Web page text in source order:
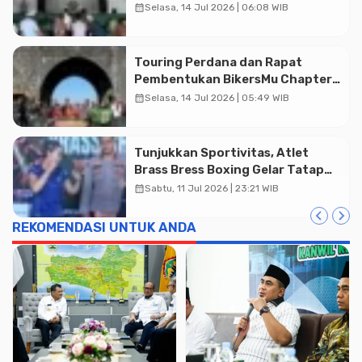
Banyumas
calendar_monthSelasa, 14 Jul 2026 | 06:08 WIB
Touring Perdana dan Rapat
Pembentukan BikersMu Chapter
Temanggung Korwil Jateng :
calendar_monthSelasa, 14 Jul 2026 | 05:49 WIB
Tunjukkan Sportivitas, Atlet
Brass Bress Boxing Gelar Tatap
Muka Resmi di Kajen
calendar_monthSabtu, 11 Jul 2026 | 23:21 WIB
REKOMENDASI UNTUK ANDA